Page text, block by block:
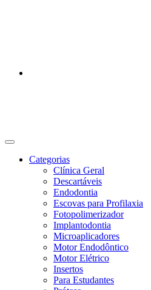
Categorias
Clínica Geral
Descartáveis
Endodontia
Escovas para Profilaxia
Fotopolimerizador
Implantodontia
Microaplicadores
Motor Endodôntico
Motor Elétrico
Insertos
Para Estudantes